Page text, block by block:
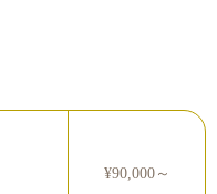
¥90,000～